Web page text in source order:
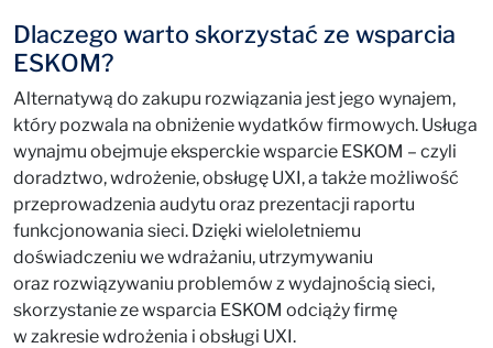
Dlaczego warto skorzystać ze wsparcia
ESKOM?
Alternatywą do zakupu rozwiązania jest jego wynajem,
który pozwala na obniżenie wydatków firmowych. Usługa
wynajmu obejmuje eksperckie wsparcie ESKOM – czyli
doradztwo, wdrożenie, obsługę UXI, a także możliwość
przeprowadzenia audytu oraz prezentacji raportu
funkcjonowania sieci. Dzięki wieloletniemu
doświadczeniu we wdrażaniu, utrzymywaniu
oraz rozwiązywaniu problemów z wydajnością sieci,
skorzystanie ze wsparcia ESKOM odciąży firmę
w zakresie wdrożenia i obsługi UXI.